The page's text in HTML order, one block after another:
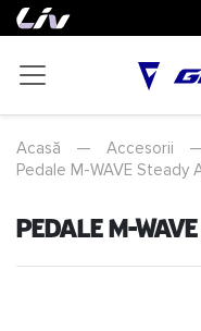
Acasă — Accesorii
Pedale M-WAVE Steady
Pedale M-